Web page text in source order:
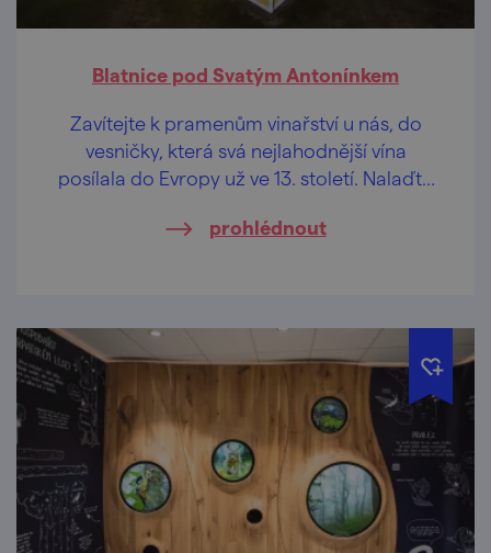
Blatnice pod Svatým Antonínkem
Zavítejte k pramenům vinařství u nás, do
vesničky, která svá nejlahodnější vína
posílala do Evropy už ve 13. století. Nalaďte
prohlédnout